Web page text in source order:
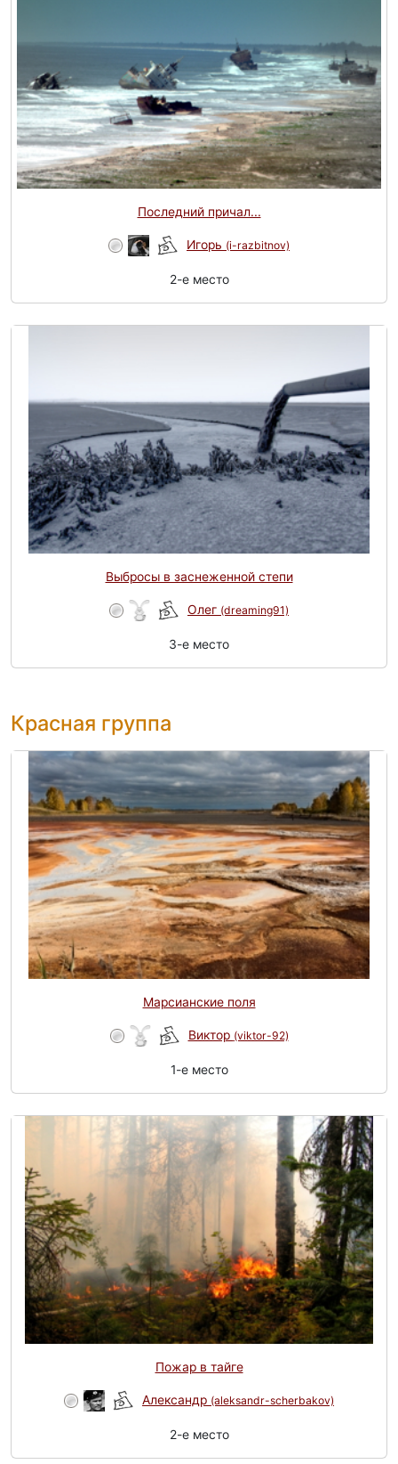
Последний причал...
Игорь (i-razbitnov)
2-e место
Выбросы в заснеженной степи
Олег (dreaming91)
3-e место
Красная группа
Марсианские поля
Виктор (viktor-92)
1-e место
Пожар в тайге
Александр (aleksandr-scherbakov)
2-e место